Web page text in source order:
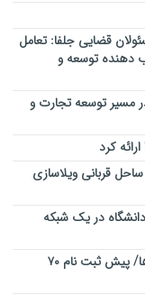
قضایی جلفا: تعامل
دهنده توسعه و
مسیر توسعه تجارت و
کرد
قربانی ویلاسازی
در یک شبکه‌
صدور بیش از ۹۰ درصد هدایت تحصیلی نهمی‌ها/ پیش ثبت نام ۷۰